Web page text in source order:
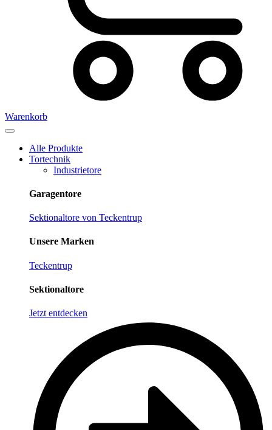
Warenkorb
Alle Produkte
Tortechnik
Industrietore
Garagentore
Sektionaltore von Teckentrup
Unsere Marken
Teckentrup
Sektionaltore
Jetzt entdecken